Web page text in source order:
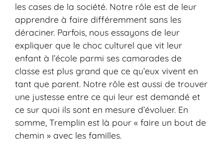
les cases de la société. Notre rôle est de leur
apprendre à faire différemment sans les
déraciner. Parfois, nous essayons de leur
expliquer que le choc culturel que vit leur
enfant à l’école parmi ses camarades de
classe est plus grand que ce qu’eux vivent en
tant que parent. Notre rôle est aussi de trouver
une justesse entre ce qui leur est demandé et
ce sur quoi ils sont en mesure d’évoluer. En
somme, Tremplin est là pour « faire un bout de
chemin » avec les familles.